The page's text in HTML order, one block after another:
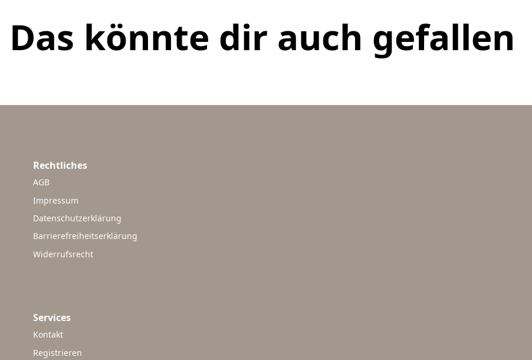
Das könnte dir auch gefallen
Rechtliches
AGB
Impressum
Datenschutzerklärung
Barrierefreiheitserklärung
Widerrufsrecht
Services
Kontakt
Registrieren